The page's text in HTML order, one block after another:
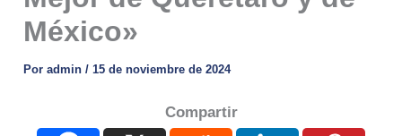
México»
Poradmin/ 15 de noviembre de 2024
Compartir